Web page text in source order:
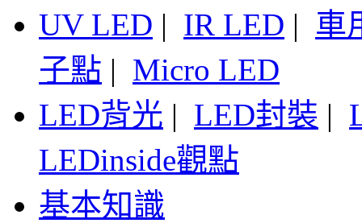
UV LED | IR LED | 車
子點 | Micro LED
LED背光 | LED封裝 |
LEDinside觀點
基本知識